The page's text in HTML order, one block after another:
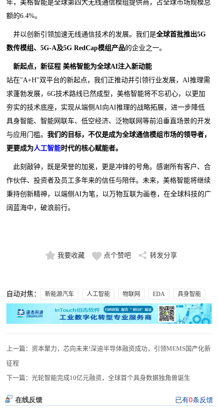
年，美格智能是全球第四大无线通信模组提供商，占全球市场规模总
额的6.4%。
并以创新引领加速无线通信技术的发展。我们是全球首批推出5G
数传模组、5G-A 及5G RedCap模组产品的企业之一。
新起点，新征程 美格智能为全球AI注入新动能
站在"A+H"双平台的新起点，我们正推动并引领行业发展，AI推理需
求蓬勃发展，6G技术路线已然成型，美格智能将不忘初心，以更加
夯实的技术底座，实现从端侧AI向AI推理的战略拓展，进一步降低
具身智能、智能网联车、低空经济、泛物联网等前沿垂直场景的开发
与应用门槛。我们的目标，不仅是成为全球通信模组市场的领导者，
更要成为人工智能时代的核心赋能者。
此刻敲钟，既是荣誉的加冕，更是冲锋的号角。感谢所有客户、合
作伙伴、投资者及员工多年来的信任与陪伴。未来，美格智能将继续
秉持创新精神，以端侧AI为笔，以万物互联为画卷，在全球科技的广
阔蓝海中，破浪前行。
我要收藏 点个赞吧 转发分享
自动对焦： 新能源汽车 人工智能 物联网 EDA 具身智能
上一篇：资本聚力，芯向未来!深迪半导体融资成功，引领MEMS国产化新
征程
下一篇：光轮智能完成10亿元融资，全球首个具身数据独角兽诞生